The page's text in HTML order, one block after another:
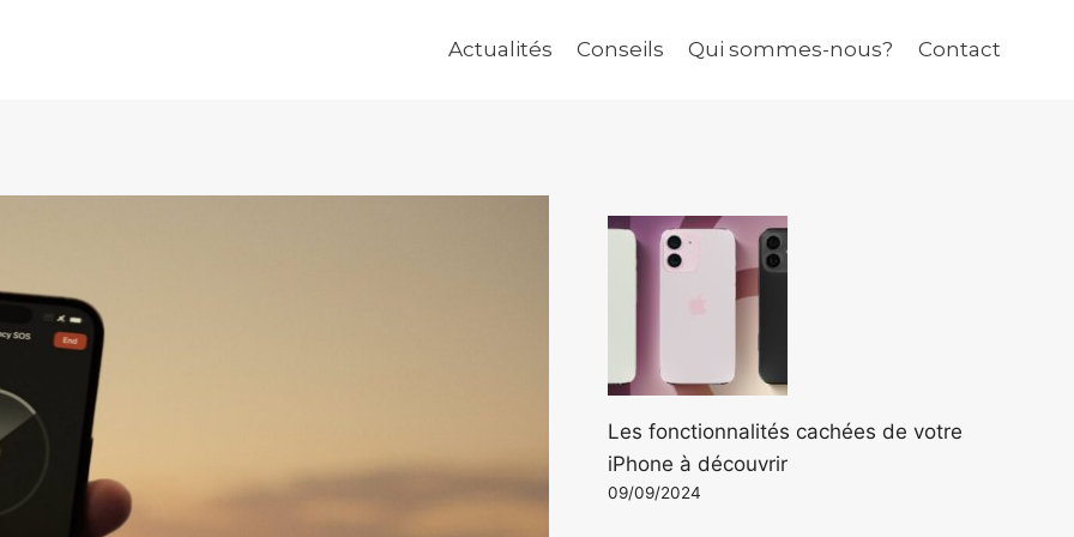
Actualités Conseils Qui sommes-nous? Contact
Les fonctionnalités cachées de votre
iPhone à découvrir
09/09/2024